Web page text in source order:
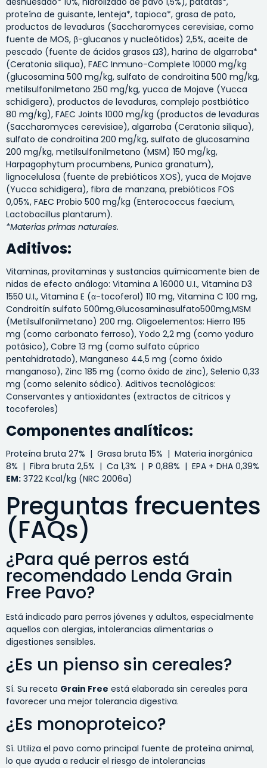
proteína de guisante, lenteja*, tapioca*, grasa de pato,
productos de levaduras (Saccharomyces cerevisiae, como
fuente de MOS, β-glucanos y nucleótidos) 2,5%, aceite de
pescado (fuente de ácidos grasos Ω3), harina de algarroba*
(Ceratonia siliqua), FAEC Inmuno-Complete 10000 mg/kg
(glucosamina 500 mg/kg, sulfato de condroitina 500 mg/kg,
metilsulfonilmetano 250 mg/kg, yucca de Mojave (Yucca
schidigera), productos de levaduras, complejo postbiótico
80 mg/kg), FAEC Joints 1000 mg/kg (productos de levaduras
(Saccharomyces cerevisiae), algarroba (Ceratonia siliqua),
sulfato de condroitina 200 mg/kg, sulfato de glucosamina
200 mg/kg, metilsulfonilmetano (MSM) 150 mg/kg,
Harpagophytum procumbens, Punica granatum),
lignocelulosa (fuente de prebióticos XOS), yuca de Mojave
(Yucca schidigera), fibra de manzana, prebióticos FOS
0,05%, FAEC Probio 500 mg/kg (Enterococcus faecium,
Lactobacillus plantarum).
*Materias primas naturales.
Aditivos:
Vitaminas, provitaminas y sustancias químicamente bien de
nidas de efecto análogo: Vitamina A 16000 U.I., Vitamina D3
1550 U.I., Vitamina E (α-tocoferol) 110 mg, Vitamina C 100 mg,
Condroitín sulfato 500mg,Glucosaminasulfato500mg,MSM
(Metilsulfonilmetano) 200 mg. Oligoelementos: Hierro 195
mg (como carbonato ferroso), Yodo 2,2 mg (como yoduro
potásico), Cobre 13 mg (como sulfato cúprico
pentahidratado), Manganeso 44,5 mg (como óxido
manganoso), Zinc 185 mg (como óxido de zinc), Selenio 0,33
mg (como selenito sódico). Aditivos tecnológicos:
Conservantes y antioxidantes (extractos de cítricos y
tocoferoles)
Componentes analíticos:
Proteína bruta 27% | Grasa bruta 15% | Materia inorgánica
8% | Fibra bruta 2,5% | Ca 1,3% | P 0,88% | EPA + DHA 0,39%
EM: 3722 Kcal/kg (NRC 2006a)
Preguntas frecuentes
(FAQs)
¿Para qué perros está
recomendado Lenda Grain
Free Pavo?
Está indicado para perros jóvenes y adultos, especialmente
aquellos con alergias, intolerancias alimentarias o
digestiones sensibles.
¿Es un pienso sin cereales?
Sí. Su receta Grain Free está elaborada sin cereales para
favorecer una mejor tolerancia digestiva.
¿Es monoproteico?
Sí. Utiliza el pavo como principal fuente de proteína animal,
lo que ayuda a reducir el riesgo de intolerancias